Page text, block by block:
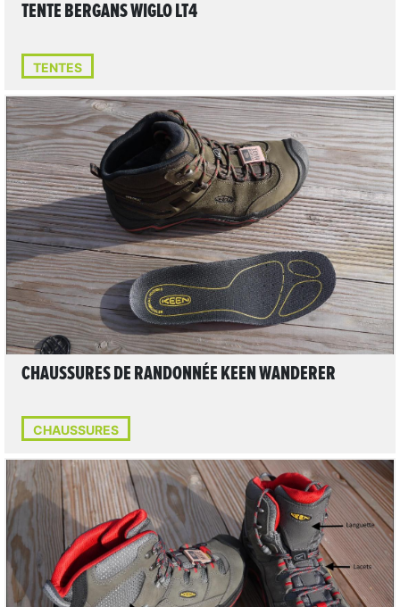
TENTE BERGANS WIGLO LT4
TENTES
LIRE L'ARTICLE
CHAUSSURES DE RANDONNÉE KEEN WANDERER
CHAUSSURES
1
LIRE L'ARTICLE